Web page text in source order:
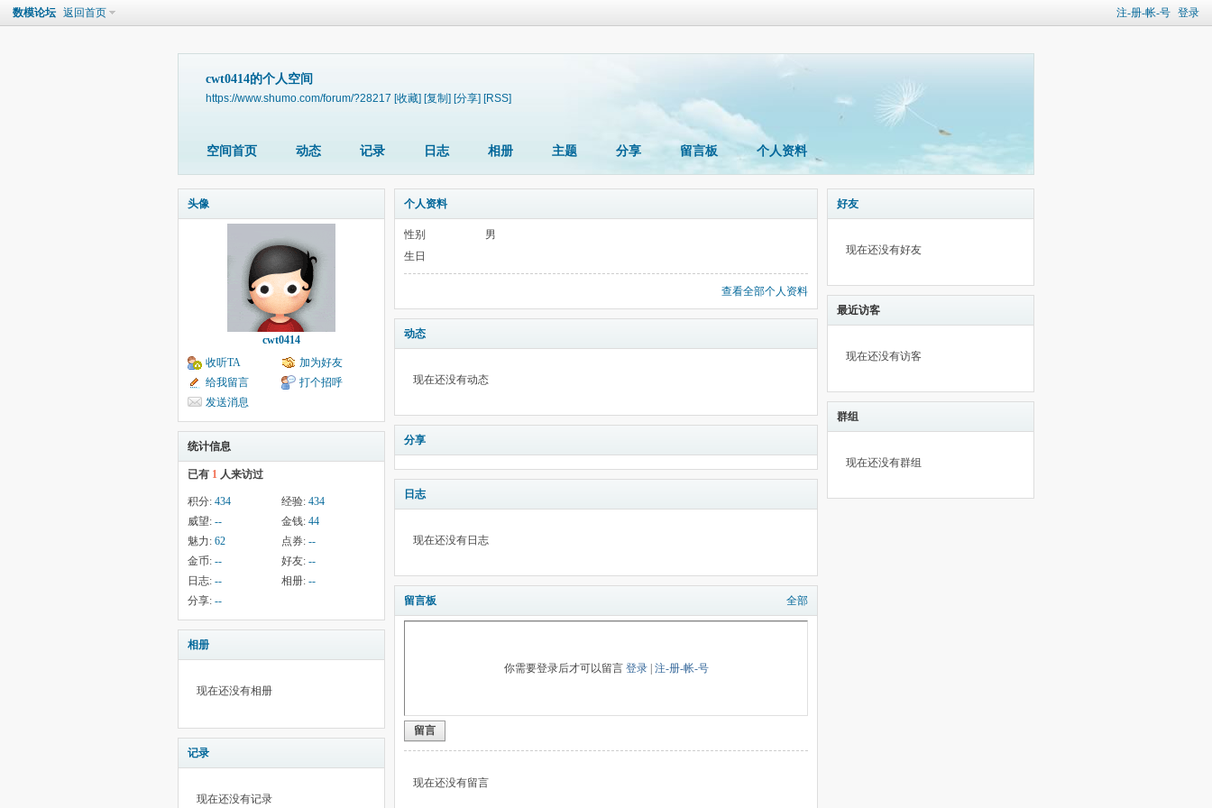
注-册-帐-号 登录
数模论坛 返回首页
cwt0414的个人空间
https://www.shumo.com/forum/?28217 [收藏] [复制] [分享] [RSS]
空间首页 动态 记录 日志 相册 主题 分享 留言板 个人资料
头像
cwt0414
收听TA
加为好友
给我留言
打个招呼
发送消息
统计信息
已有 1 人来访过
积分: 434 经验: 434
威望: -- 金钱: 44
魅力: 62 点券: --
金币: -- 好友: --
日志: -- 相册: --
分享: --
相册
现在还没有相册
记录
现在还没有记录
个人资料
性别
男
生日
查看全部个人资料
动态
现在还没有动态
分享
日志
现在还没有日志
留言板 全部
你需要登录后才可以留言 登录| 注-册-帐-号
留言
现在还没有留言
好友
现在还没有好友
最近访客
现在还没有访客
群组
现在还没有群组